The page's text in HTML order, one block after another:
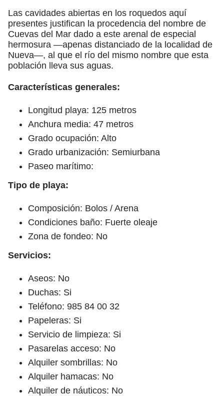
Las cavidades abiertas en los roquedos aquí
presentes justifican la procedencia del nombre de
Cuevas del Mar dado a este arenal de especial
hermosura —apenas distanciado de la localidad de
Nueva—, al que el río del mismo nombre que esta
población lleva sus aguas.
Características generales:
Longitud playa: 125 metros
Anchura media: 47 metros
Grado ocupación: Alto
Grado urbanización: Semiurbana
Paseo marítimo:
Tipo de playa:
Composición: Bolos / Arena
Condiciones baño: Fuerte oleaje
Zona de fondeo: No
Servicios:
Aseos: No
Duchas: Si
Teléfono: 985 84 00 32
Papeleras: Si
Servicio de limpieza: Si
Pasarelas acceso: No
Alquiler sombrillas: No
Alquiler hamacas: No
Alquiler de náuticos: No